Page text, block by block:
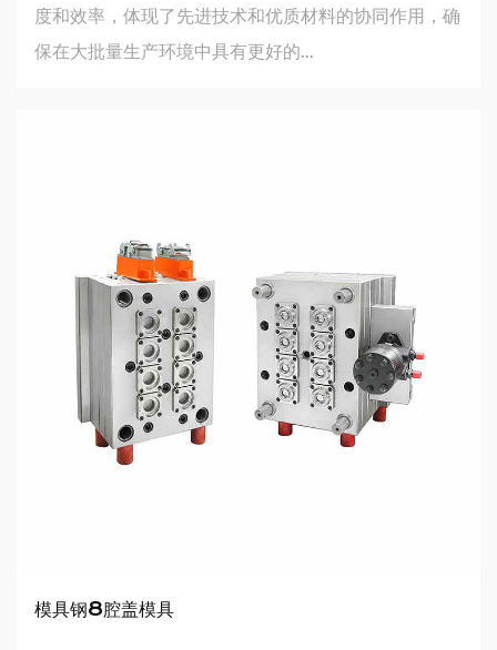
度和效率，体现了先进技术和优质材料的协同作用，确
保在大批量生产环境中具有更好的...
模具钢8腔盖模具